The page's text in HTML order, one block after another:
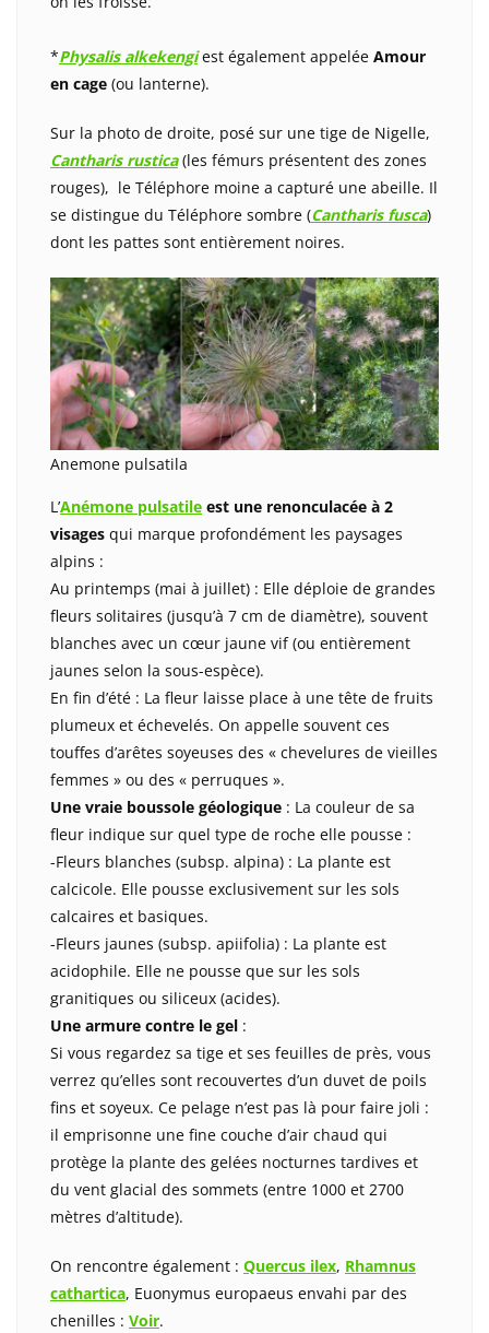
*Physalis alkekengiest également appelée Amour
en cage (ou lanterne).
Sur la photo de droite, posé sur une tige de Nigelle,
Cantharis rustica(les fémurs présentent des zones
rouges), le Téléphore moine a capturé une abeille. Il
se distingue du Téléphore sombre (Cantharis fusca)
dont les pattes sont entièrement noires.
Anemone pulsatila
L’Anémone pulsatile est une renonculacée à 2
visages qui marque profondément les paysages
alpins :
Au printemps (mai à juillet) : Elle déploie de grandes
fleurs solitaires (jusqu’à 7 cm de diamètre), souvent
blanches avec un cœur jaune vif (ou entièrement
jaunes selon la sous-espèce).
En fin d’été : La fleur laisse place à une tête de fruits
plumeux et échevelés. On appelle souvent ces
touffes d’arêtes soyeuses des « chevelures de vieilles
femmes » ou des « perruques ».
Une vraie boussole géologique : La couleur de sa
fleur indique sur quel type de roche elle pousse :
-Fleurs blanches (subsp. alpina) : La plante est
calcicole. Elle pousse exclusivement sur les sols
calcaires et basiques.
-Fleurs jaunes (subsp. apiifolia) : La plante est
acidophile. Elle ne pousse que sur les sols
granitiques ou siliceux (acides).
Une armure contre le gel :
Si vous regardez sa tige et ses feuilles de près, vous
verrez qu’elles sont recouvertes d’un duvet de poils
fins et soyeux. Ce pelage n’est pas là pour faire joli :
il emprisonne une fine couche d’air chaud qui
protège la plante des gelées nocturnes tardives et
du vent glacial des sommets (entre 1000 et 2700
mètres d’altitude).
On rencontre également : Quercus ilex, Rhamnus
cathartica, Euonymus europaeus envahi par des
chenilles : Voir.